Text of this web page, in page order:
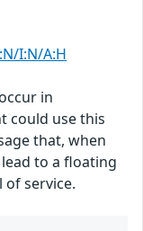
I:N/A:H
in
could use this
that, when
to a floating
service.